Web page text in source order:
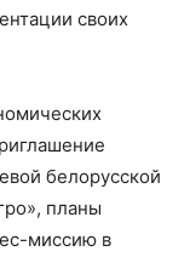
своих
белорусской
планы
миссию в